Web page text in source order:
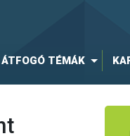
ÁTFOGÓ TÉMÁK